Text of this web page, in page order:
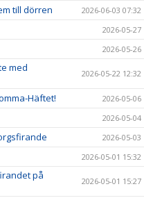
till dörren 2026-06-03 07:32
2026-05-27
2026-05-26
med
2026-05-22 12:32
Häftet! 2026-05-06
2026-05-04
2026-05-03
2026-05-01 15:32
på
2026-05-01 15:27